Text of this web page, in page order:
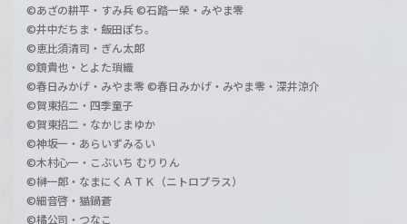
©あざの耕平・すみ兵 ©石踏一榮・みやま零
©井中だちま・飯田ぽち。
©恵比須清司・ぎん太郎
©鏡貴也・とよた瑣織
©春日みかげ・みやま零 ©春日みかげ・みやま零・深井涼介
©賀東招二・四季童子
©賀東招二・なかじまゆか
©神坂一・あらいずみるい
©木村心一・こぶいち むりりん
©榊一郎・なまにくＡＴＫ（ニトロプラス）
©細音啓・猫鍋蒼
©橘公司・つなこ